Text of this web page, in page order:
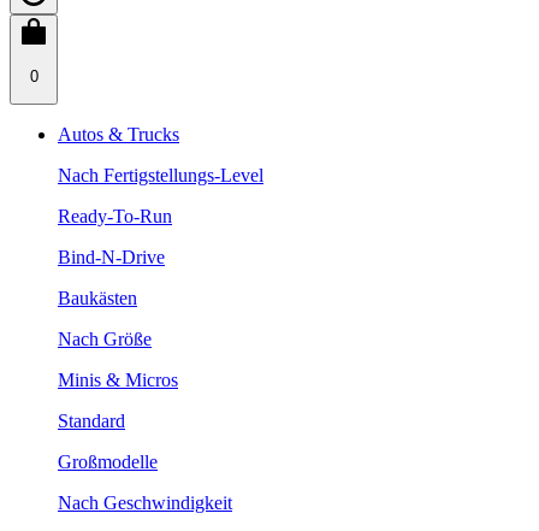
0
Autos & Trucks
Nach Fertigstellungs-Level
Ready-To-Run
Bind-N-Drive
Baukästen
Nach Größe
Minis & Micros
Standard
Großmodelle
Nach Geschwindigkeit